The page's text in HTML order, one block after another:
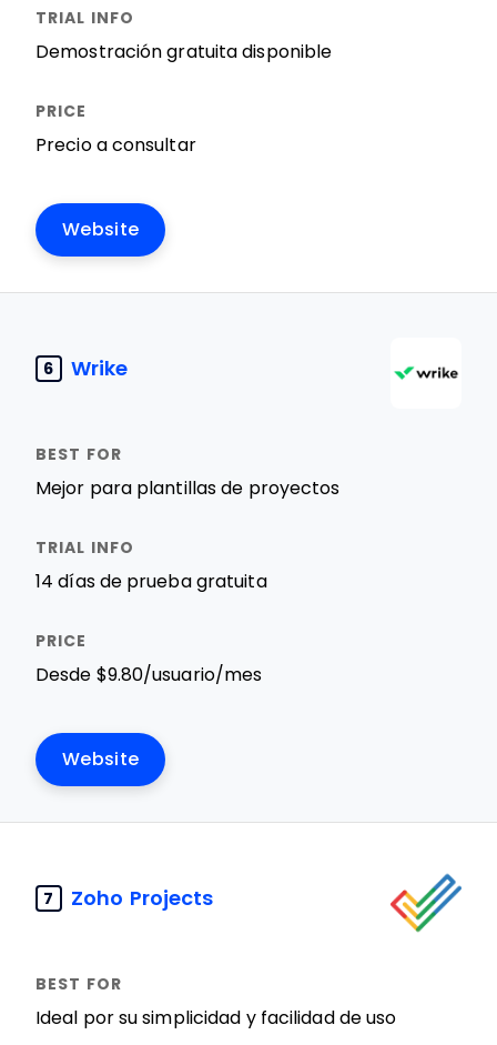
Demostración gratuita disponible
Precio a consultar
Website
6 Wrike
Mejor para plantillas de proyectos
14 días de prueba gratuita
Desde $9.80/usuario/mes
Website
7 Zoho Projects
Ideal por su simplicidad y facilidad de uso